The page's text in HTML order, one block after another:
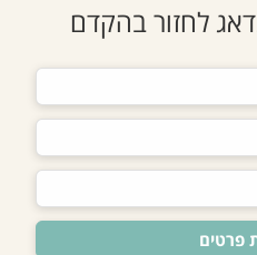
לחזור בהקדם